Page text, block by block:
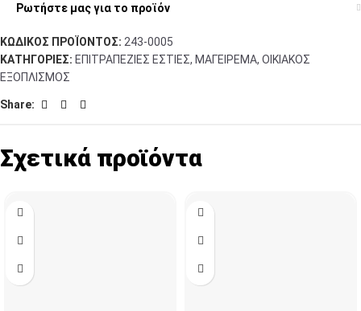
Ρωτήστε μας για το προϊόν
ΚΩΔΙΚΌΣ ΠΡΟΪΌΝΤΟΣ: 243-0005
ΚΑΤΗΓΟΡΊΕΣ: ΕΠΙΤΡΑΠΈΖΙΕΣ ΕΣΤΊΕΣ, ΜΑΓΕΊΡΕΜΑ, ΟΙΚΙΑΚΌΣ
ΕΞΟΠΛΙΣΜΌΣ
Share:
Σχετικά προϊόντα